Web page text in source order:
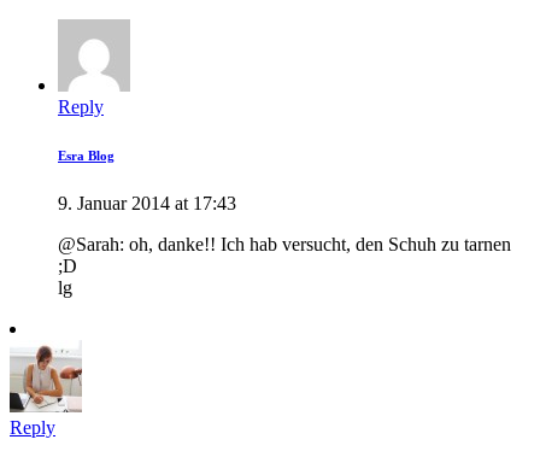
Reply
Esra Blog
9. Januar 2014 at 17:43
@Sarah: oh, danke!! Ich hab versucht, den Schuh zu tarnen
;D
lg
Reply